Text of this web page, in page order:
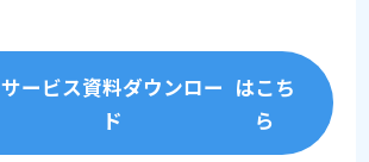
サービス資料ダウンロー
ド
はこち
ら